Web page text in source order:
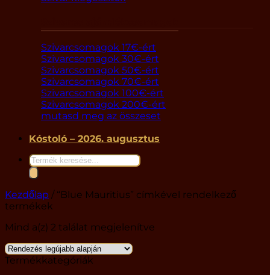
Szivarcsomagok 17€-ért
Szivarcsomagok 30€-ért
Szivarcsomagok 50€-ért
Szivarcsomagok 70€-ért
Szivarcsomagok 100€-ért
Szivarcsomagok 200€-ért
mutasd meg az összeset
Kóstoló – 2026. augusztus
Products
search
Kezdőlap / “Blue Mauritius” címkével rendelkező
termékek
Mind a(z) 2 találat megjelenítve
Termékkategóriák